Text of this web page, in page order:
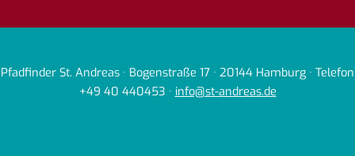
Pfadfinder St. Andreas · Bogenstraße 17 · 20144 Hamburg · Telefon
+49 40 440453 · info@st-andreas.de